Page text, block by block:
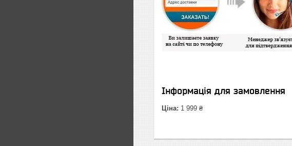
Інформація для замовлення
Ціна: 1 999 ₴